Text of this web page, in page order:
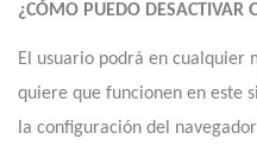
¿CÓMO PUEDO DESACTIVAR
El usuario podrá en cualquier
quiere que funcionen en este
la configuración del